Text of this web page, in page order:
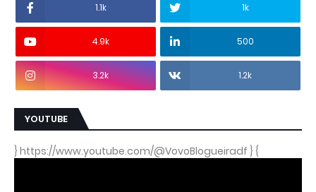
1.1k 1k
4.9k 500
3.2k 1.2k
YOUTUBE
} https://www.youtube.com/@VovoBlogueiradf } {